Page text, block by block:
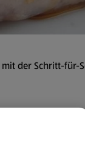
der Schritt-